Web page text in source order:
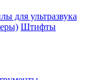
для ультразвука
Штифты